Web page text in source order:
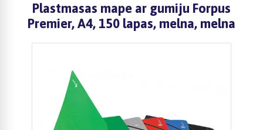
Plastmasas mape ar gumiju Forpus
Premier, A4, 150 lapas, melna, melna